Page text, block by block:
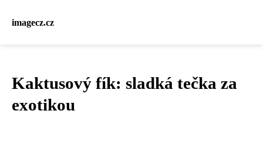
imagecz.cz
Kaktusový fík: sladká tečka za
exotikou